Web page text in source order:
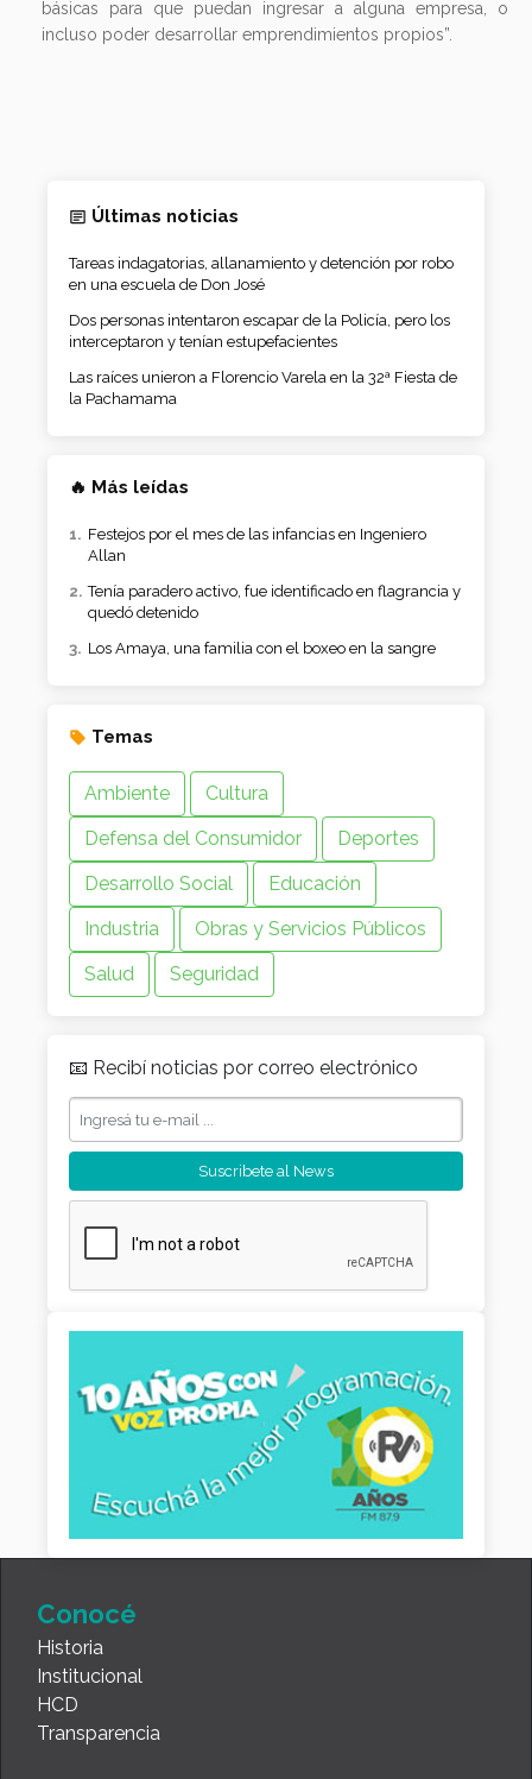
básicas para que puedan ingresar a alguna empresa, o
incluso poder desarrollar emprendimientos propios”.
Últimas noticias
Tareas indagatorias, allanamiento y detención por robo
en una escuela de Don José
Dos personas intentaron escapar de la Policía, pero los
interceptaron y tenían estupefacientes
Las raíces unieron a Florencio Varela en la 32ª Fiesta de
la Pachamama
🔥 Más leídas
Festejos por el mes de las infancias en Ingeniero
Allan
Tenía paradero activo, fue identificado en flagrancia y
quedó detenido
Los Amaya, una familia con el boxeo en la sangre
Temas
Ambiente
Cultura
Defensa del Consumidor
Deportes
Desarrollo Social
Educación
Industria
Obras y Servicios Públicos
Salud
Seguridad
📧 Recibí noticias por correo electrónico
Conocé
Historia
Institucional
HCD
Transparencia